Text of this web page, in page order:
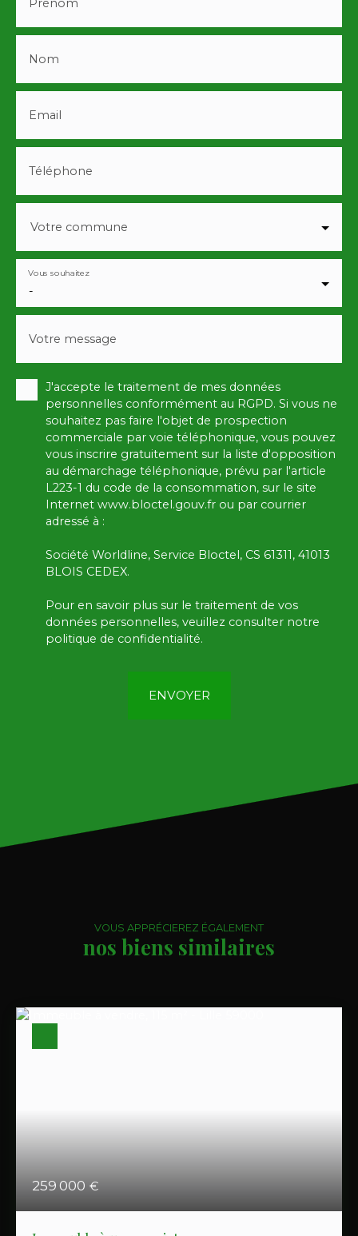
Prénom
Nom
Email
Téléphone
Votre commune
-
Vous souhaitez
Votre message
J'accepte le traitement de mes données
personnelles conformément au RGPD. Si vous ne
souhaitez pas faire l'objet de prospection
commerciale par voie téléphonique, vous pouvez
vous inscrire gratuitement sur la liste d'opposition
au démarchage téléphonique, prévu par l'article
L223-1 du code de la consommation, sur le site
Internet www.bloctel.gouv.fr ou par courrier
adressé à :
Société Worldline, Service Bloctel, CS 61311, 41013
BLOIS CEDEX.
Pour en savoir plus sur le traitement de vos
données personnelles, veuillez consulter notre
politique de confidentialité.
ENVOYER
VOUS APPRÉCIEREZ ÉGALEMENT
nos biens similaires
259 000 €